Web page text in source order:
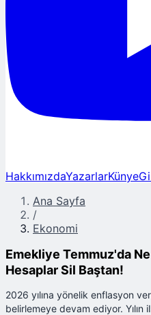
HakkımızdaYazarlarKünye
Ana Sayfa
/
Ekonomi
Emekliye Temmuz'da
Hesaplar Sil Baştan!
2026 yılına yönelik enflasyon
belirlemeye devam ediyor. Yılın